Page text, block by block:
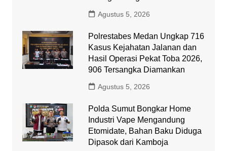
Agustus 5, 2026
Polrestabes Medan Ungkap 716
Kasus Kejahatan Jalanan dan
Hasil Operasi Pekat Toba 2026,
906 Tersangka Diamankan
Agustus 5, 2026
Polda Sumut Bongkar Home
Industri Vape Mengandung
Etomidate, Bahan Baku Diduga
Dipasok dari Kamboja